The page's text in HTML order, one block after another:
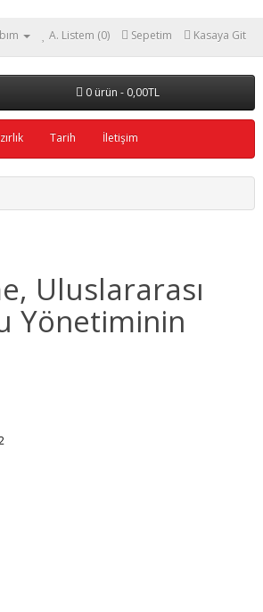
A. Listem (0) Sepetim Kasaya Git
0 ürün - 0,00TL
Tarih İletişim
Uluslararası
Yönetiminin